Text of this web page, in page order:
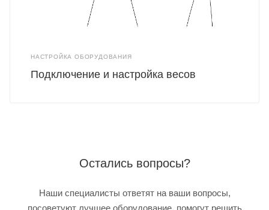
НАСТРОЙКА ОБОРУДОВАНИЯ
Подключение и настройка весов
Остались вопросы?
Наши специалисты ответят на ваши вопросы,
посоветуют лучшее оборудование, помогут решить